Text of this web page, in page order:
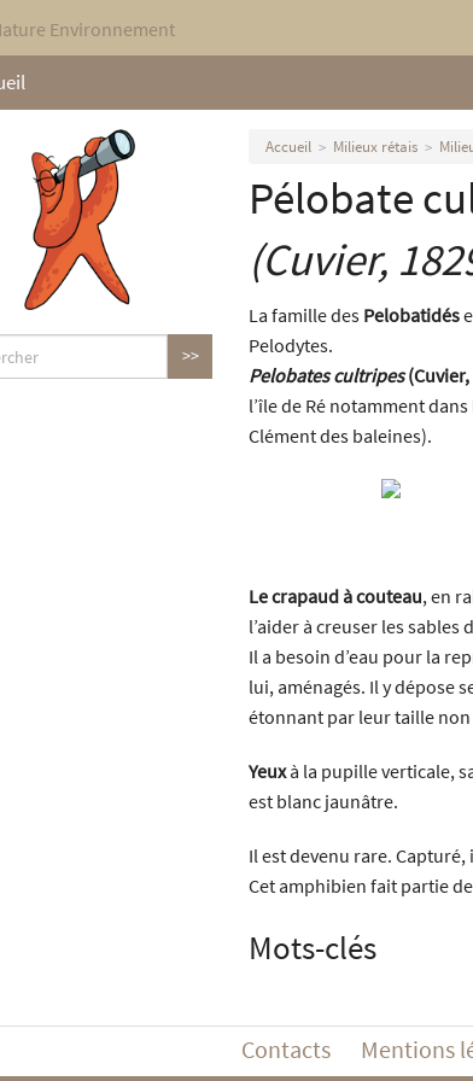
Accueil Milieux rétais
Pélobate
(Cuvier,
La famille des Pelobatidés
Pelodytes.
Pelobates cultripes(Cuvier,
l’île de Ré notamment
Clément des baleines).
Le crapaud à couteau, en
l’aider à creuser les
Il a besoin d’eau pour la
lui, aménagés. Il y dépose
étonnant par leur taille
Yeuxà la pupille verticale,
est blanc jaunâtre.
Il est devenu rare.
Cet amphibien fait partie
Mots-clés
Contacts Mentions